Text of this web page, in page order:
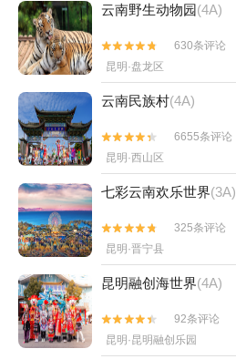
云南野生动物园(4A)


630条评论
昆明·盘龙区
云南民族村(4A)


6655条评论
昆明·西山区
七彩云南欢乐世界(3A)


325条评论
昆明·晋宁县
昆明融创海世界(4A)


92条评论
昆明·昆明融创乐园